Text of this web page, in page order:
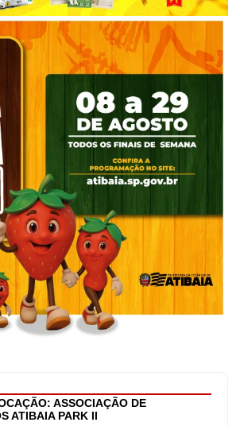
ASSOCIAÇÃO DE
ATIBAIA PARK II